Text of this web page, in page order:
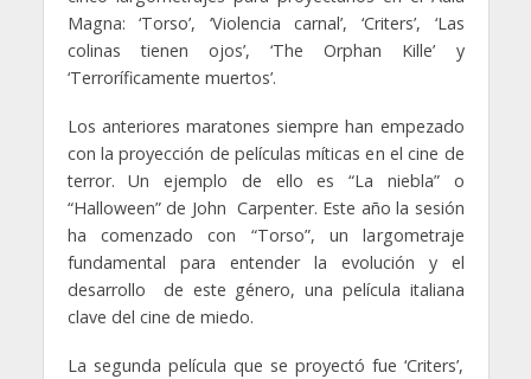
Magna: ‘Torso’, ‘Violencia carnal’, ‘Criters’, ‘Las
colinas tienen ojos’, ‘The Orphan Kille’ y
‘Terroríficamente muertos’.
Los anteriores maratones siempre han empezado
con la proyección de películas míticas en el cine de
terror. Un ejemplo de ello es “La niebla” o
“Halloween” de John Carpenter. Este año la sesión
ha comenzado con “Torso”, un largometraje
fundamental para entender la evolución y el
desarrollo de este género, una película italiana
clave del cine de miedo.
La segunda película que se proyectó fue ‘Criters’,